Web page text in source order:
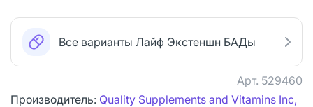
Все варианты Лайф Экстеншн БАДы
Арт. 529460
Производитель: Quality Supplements and Vitamins Inc,